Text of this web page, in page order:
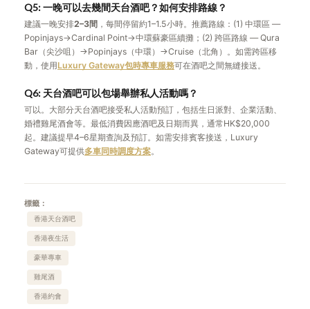
Q5: 一晚可以去幾間天台酒吧？如何安排路線？
建議一晚安排2–3間 ，每間停留約1–1.5小時。推薦路線：(1) 中環區 —
Popinjays→Cardinal Point→中環蘇豪區續攤；(2) 跨區路線 — Qura
Bar（尖沙咀）→Popinjays（中環）→Cruise（北角）。如需跨區移
動，使用Luxury Gateway包時專車服務可在酒吧之間無縫接送。
Q6: 天台酒吧可以包場舉辦私人活動嗎？
可以。大部分天台酒吧接受私人活動預訂，包括生日派對、企業活動、
婚禮雞尾酒會等。最低消費因應酒吧及日期而異，通常HK$20,000
起。建議提早4–6星期查詢及預訂。如需安排賓客接送，Luxury
Gateway可提供多車同時調度方案。
標籤：
香港天台酒吧
香港夜生活
豪華專車
雞尾酒
香港約會